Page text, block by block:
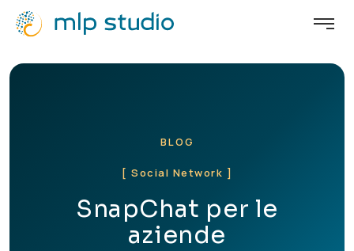
BLOG
[ Social Network ]
SnapChat per le
aziende